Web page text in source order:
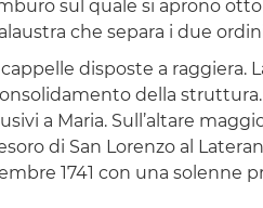
sul quale si aprono
che separa i due
disposte a raggiera.
della
a Maria. Sull’altare
di San Lorenzo al
1741 con una solenne